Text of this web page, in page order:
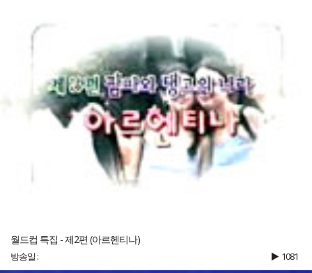
월드컵 특집 - 제2편 (아르헨티나)
방송일 : 1081